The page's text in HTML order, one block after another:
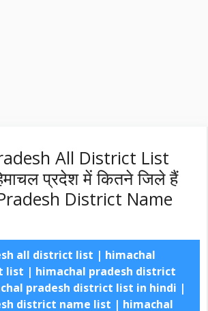
All District List
प्रदेश में कितने जिले हैं
District Name
all district list | himachal
list | himachal pradesh district
pradesh district list in hindi |
district name list | himachal